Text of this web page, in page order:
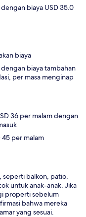
biaya USD 35.0
biaya
biaya tambahan
per masa menginap
36 per malam dengan
45 per malam
seperti balkon, patio,
untuk anak-anak. Jika
properti sebelum
bahwa mereka
yang sesuai.